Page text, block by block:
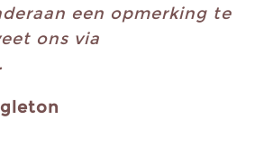
een opmerking te
ons via
.